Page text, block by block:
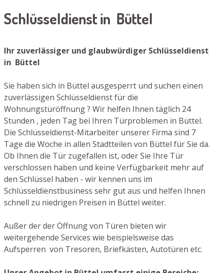
Schlüsseldienst in Büttel
Ihr zuverlässiger und glaubwürdiger Schlüsseldienst
in Büttel
Sie haben sich in Büttel ausgesperrt und suchen einen
zuverlässigen Schlüsseldienst für die
Wohnungstüröffnung ? Wir helfen Ihnen täglich 24
Stunden , jeden Tag bei Ihren Türproblemen in Büttel.
Die Schlüsseldienst-Mitarbeiter unserer Firma sind 7
Tage die Woche in allen Stadtteilen von Büttel für Sie da.
Ob Ihnen die Tür zugefallen ist, oder Sie Ihre Tür
verschlossen haben und keine Verfügbarkeit mehr auf
den Schlüssel haben - wir kennen uns im
Schlüsseldienstbusiness sehr gut aus und helfen Ihnen
schnell zu niedrigen Preisen in Büttel weiter.
Außer der der Öffnung von Türen bieten wir
weitergehende Services wie beispielsweise das
Aufsperren von Tresoren, Briefkästen, Autotüren etc.